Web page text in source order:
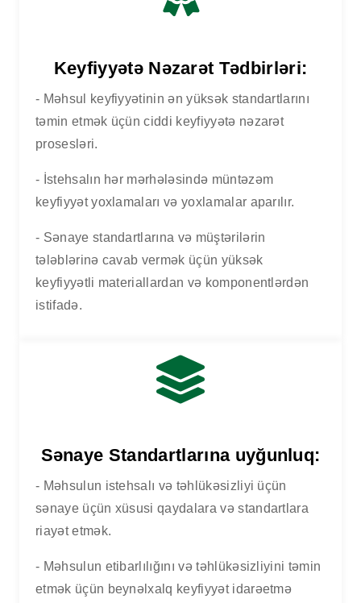
Keyfiyyətə Nəzarət Tədbirləri:
- Məhsul keyfiyyətinin ən yüksək standartlarını
təmin etmək üçün ciddi keyfiyyətə nəzarət
prosesləri.
- İstehsalın hər mərhələsində müntəzəm
keyfiyyət yoxlamaları və yoxlamalar aparılır.
- Sənaye standartlarına və müştərilərin
tələblərinə cavab vermək üçün yüksək
keyfiyyətli materiallardan və komponentlərdən
istifadə.
Sənaye Standartlarına uyğunluq:
- Məhsulun istehsalı və təhlükəsizliyi üçün
sənaye üçün xüsusi qaydalara və standartlara
riayət etmək.
- Məhsulun etibarlılığını və təhlükəsizliyini təmin
etmək üçün beynəlxalq keyfiyyət idarəetmə